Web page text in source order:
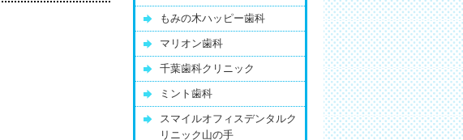
もみの木ハッピー歯科
マリオン歯科
千葉歯科クリニック
ミント歯科
スマイルオフィスデンタルク
リニック山の手